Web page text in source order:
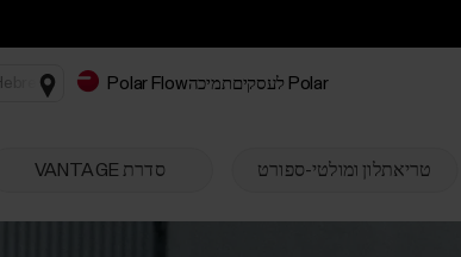
Polar לעסקים תמיכהPolar Flow
סדרת VANTAGE טריאתלון ומולטי-ספורט